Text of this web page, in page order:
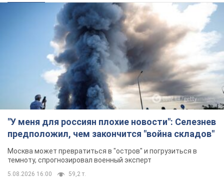
"У меня для россиян плохие новости": Селезнев
предположил, чем закончится "война складов"
Москва может превратиться в "остров" и погрузиться в
темноту, спрогнозировал военный эксперт
5.08.2026 16:00 59,2 т.